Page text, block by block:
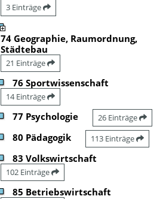
3 Einträge
74 Geographie, Raumordnung,
Städtebau
21 Einträge
76 Sportwissenschaft
14 Einträge
77 Psychologie 26 Einträge
80 Pädagogik 113 Einträge
83 Volkswirtschaft
102 Einträge
85 Betriebswirtschaft